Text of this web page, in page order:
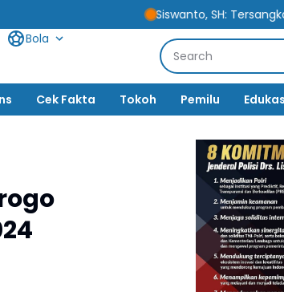
Siswanto, SH: Tersangka Tunggal
Bola
Cek Fakta Tokoh Pemilu